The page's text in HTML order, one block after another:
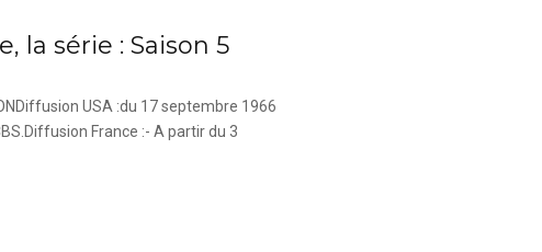
la série : Saison 5
USA :du 17 septembre 1966
France :- A partir du 3